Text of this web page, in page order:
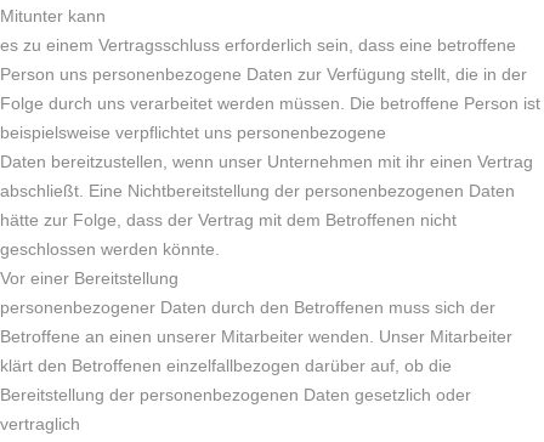
Mitunter kann
es zu einem Vertragsschluss erforderlich sein, dass eine betroffene
Person uns personenbezogene Daten zur Verfügung stellt, die in der
Folge durch uns verarbeitet werden müssen. Die betroffene Person ist
beispielsweise verpflichtet uns personenbezogene
Daten bereitzustellen, wenn unser Unternehmen mit ihr einen Vertrag
abschließt. Eine Nichtbereitstellung der personenbezogenen Daten
hätte zur Folge, dass der Vertrag mit dem Betroffenen nicht
geschlossen werden könnte.
Vor einer Bereitstellung
personenbezogener Daten durch den Betroffenen muss sich der
Betroffene an einen unserer Mitarbeiter wenden. Unser Mitarbeiter
klärt den Betroffenen einzelfallbezogen darüber auf, ob die
Bereitstellung der personenbezogenen Daten gesetzlich oder
vertraglich